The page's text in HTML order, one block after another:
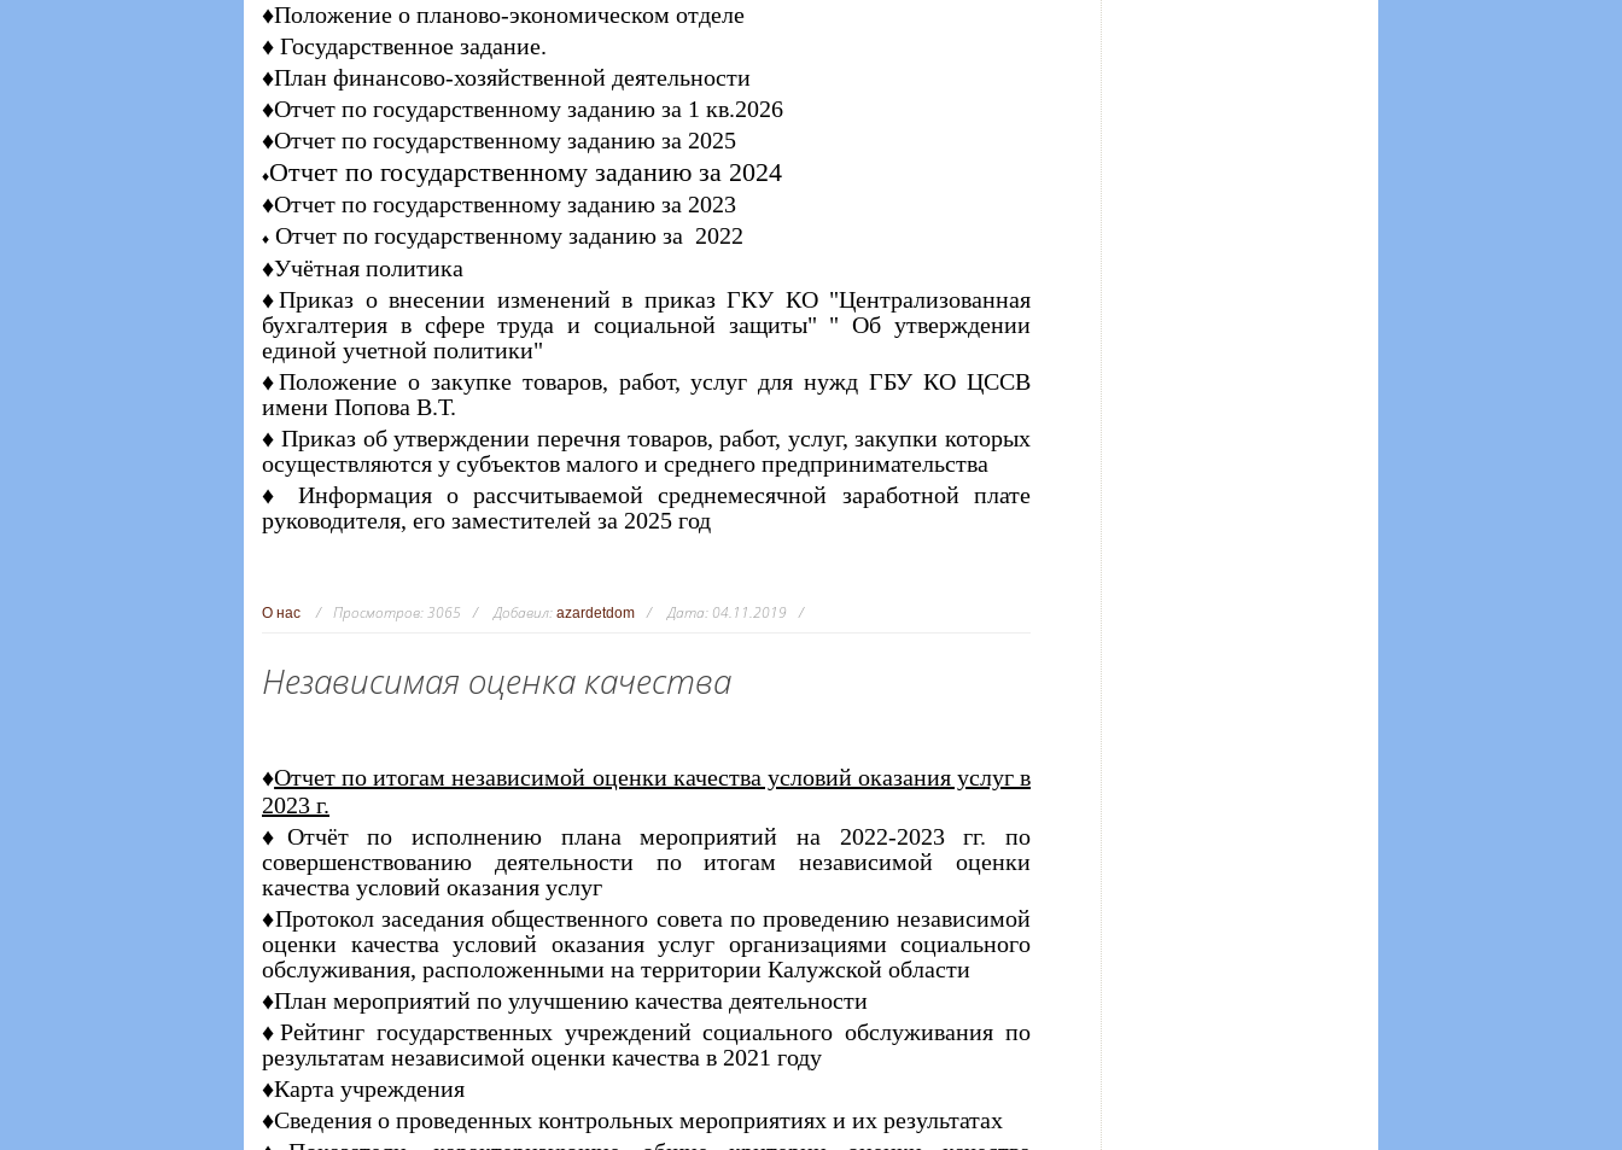
♦Положение о планово-экономическом отделе
♦ Государственное задание.
♦План финансово-хозяйственной деятельности
♦Отчет по государственному заданию за 1 кв.2026
♦Отчет по государственному заданию за 2025
♦Отчет по государственному заданию за 2024
♦Отчет по государственному заданию за 2023
♦ Отчет по государственному заданию за 2022
♦Учётная политика
♦Приказ о внесении изменений в приказ ГКУ КО "Централизованная
бухгалтерия в сфере труда и социальной защиты" " Об утверждении
единой учетной политики"
♦Положение о закупке товаров, работ, услуг для нужд ГБУ КО ЦССВ
имени Попова В.Т.
♦ Приказ об утверждении перечня товаров, работ, услуг, закупки которых
осуществляются у субъектов малого и среднего предпринимательства
♦ Информация о рассчитываемой среднемесячной заработной плате
руководителя, его заместителей за 2025 год
О нас Просмотров:3065 Добавил: azardetdom Дата: 04.11.2019
Независимая оценка качества
♦Отчет по итогам независимой оценки качества условий оказания услуг в
2023 г.
♦Отчёт по исполнению плана мероприятий на 2022-2023 гг. по
совершенствованию деятельности по итогам независимой оценки
качества условий оказания услуг
♦Протокол заседания общественного совета по проведению независимой
оценки качества условий оказания услуг организациями социального
обслуживания, расположенными на территории Калужской области
♦План мероприятий по улучшению качества деятельности
♦Рейтинг государственных учреждений социального обслуживания по
результатам независимой оценки качества в 2021 году
♦Карта учреждения
♦Сведения о проведенных контрольных мероприятиях и их результатах